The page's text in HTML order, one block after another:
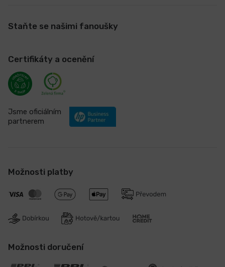
Staňte se našimi fanoušky
Certifikáty a ocenění
Jsme oficiálním
partnerem
Možnosti platby
Možnosti doručení